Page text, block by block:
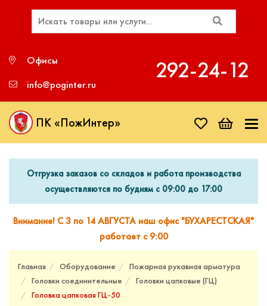
Офисы
info@poginter.ru
292‑24‑12
ПК «ПожИнтер»
Отгрузка заказов со складов и работа производства
осуществляются по будням с 09:00 до 17:00
Внимание! С 3 по 14 АВГУСТА наш офис "БУХАРЕСТСКАЯ"
работает с 9:00
Главная Оборудование
Пожарная рукавная арматура
Головки соединительные
Головки цапковые (ГЦ)
Головка цапковая ГЦ-50